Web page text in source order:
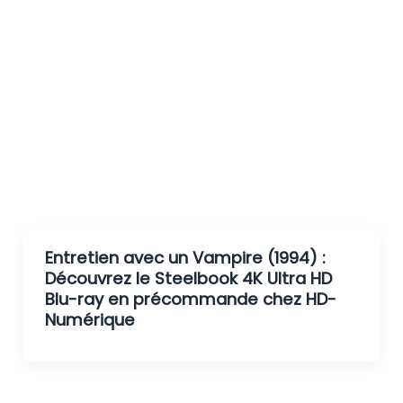
Entretien avec un Vampire (1994) :
Découvrez le Steelbook 4K Ultra HD
Blu-ray en précommande chez HD-
Numérique